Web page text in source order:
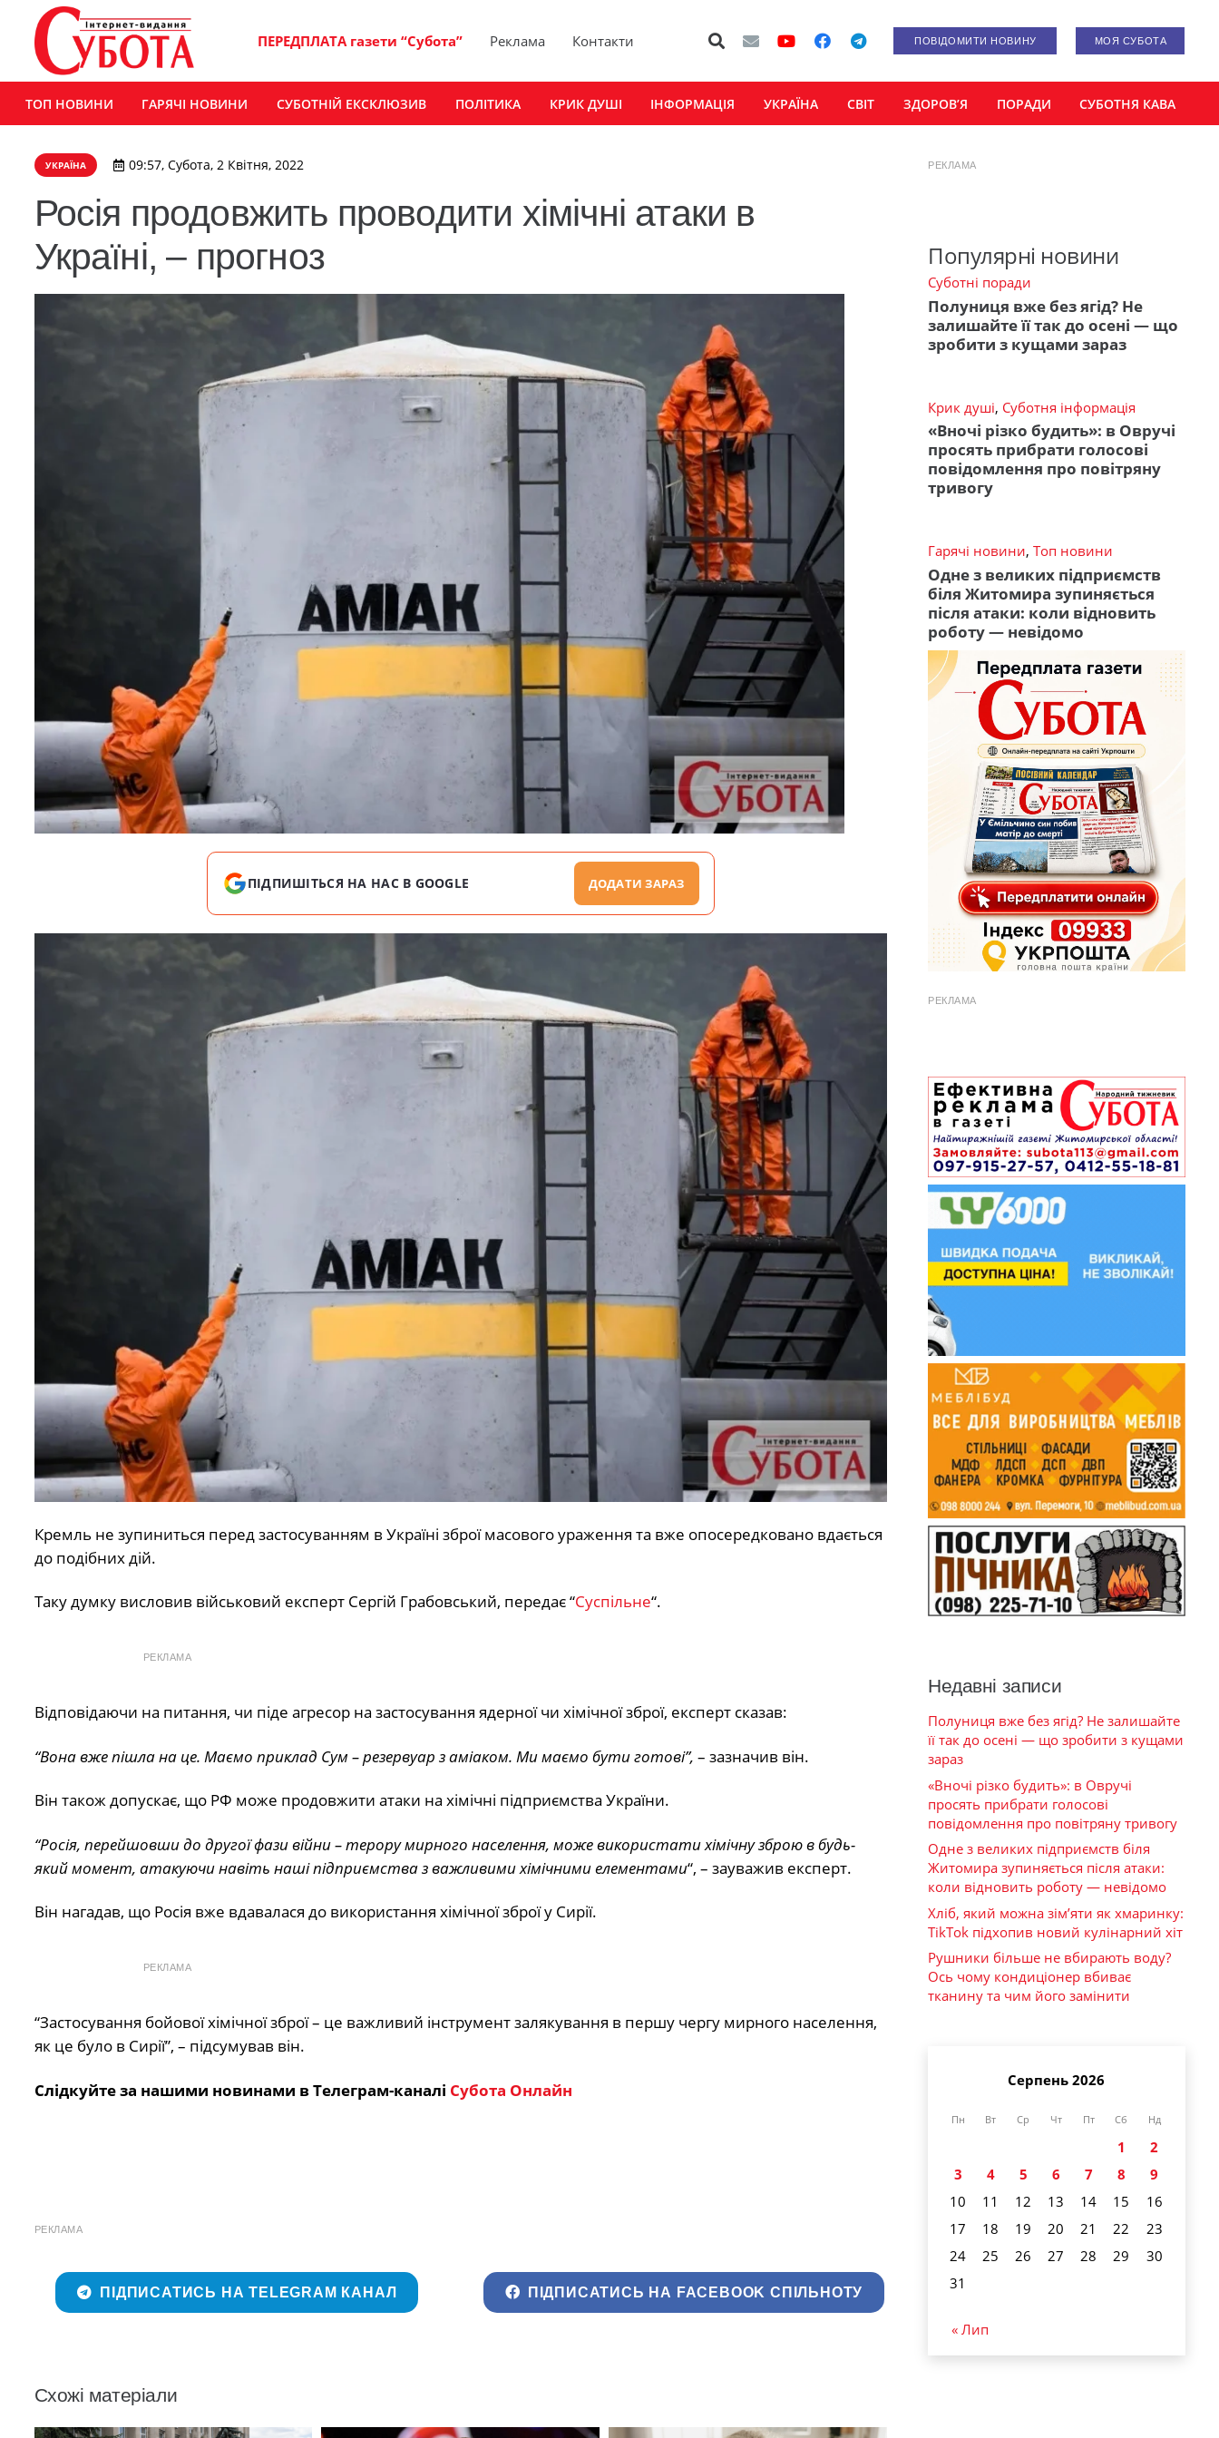
ПЕРЕДПЛАТА газети “Субота” Реклама Контакти ПОВІДОМИТИ НОВИНУ МОЯ СУБОТА
ТОП НОВИНИ ГАРЯЧІ НОВИНИ СУБОТНІЙ ЕКСКЛЮЗИВ ПОЛІТИКА КРИК ДУШІ ІНФОРМАЦІЯ УКРАЇНА СВІТ ЗДОРОВ’Я ПОРАДИ СУБОТНЯ КАВА
УКРАЇНА 09:57, Субота, 2 Квітня, 2022
Росія продовжить проводити хімічні атаки в
Україні, – прогноз
ПІДПИШІТЬСЯ НА НАС В GOOGLE ДОДАТИ ЗАРАЗ
Кремль не зупиниться перед застосуванням в Україні зброї масового ураження та вже опосередковано вдається
до подібних дій.
Таку думку висловив військовий експерт Сергій Грабовський, передає “Суспільне“.
РЕКЛАМА
Відповідаючи на питання, чи піде агресор на застосування ядерної чи хімічної зброї, експерт сказав:
“Вона вже пішла на це. Маємо приклад Сум – резервуар з аміаком. Ми маємо бути готові”, – зазначив він.
Він також допускає, що РФ може продовжити атаки на хімічні підприємства України.
“Росія, перейшовши до другої фази війни – терору мирного населення, може використати хімічну зброю в будь-
який момент, атакуючи навіть наші підприємства з важливими хімічними елементами“, – зауважив експерт.
Він нагадав, що Росія вже вдавалася до використання хімічної зброї у Сирії.
РЕКЛАМА
“Застосування бойової хімічної зброї – це важливий інструмент залякування в першу чергу мирного населення,
як це було в Сирії”, – підсумував він.
Слідкуйте за нашими новинами в Телеграм-каналі Субота Онлайн
РЕКЛАМА
ПІДПИСАТИСЬ НА TELEGRAM КАНАЛ ПІДПИСАТИСЬ НА FACEBOOK СПІЛЬНОТУ
Схожі матеріали
РЕКЛАМА
Популярні новини
Суботні поради
Полуниця вже без ягід? Не
залишайте її так до осені — що
зробити з кущами зараз
Крик душі, Суботня інформація
«Вночі різко будить»: в Овручі
просять прибрати голосові
повідомлення про повітряну
тривогу
Гарячі новини, Топ новини
Одне з великих підприємств
біля Житомира зупиняється
після атаки: коли відновить
роботу — невідомо
РЕКЛАМА
Недавні записи
Полуниця вже без ягід? Не залишайте
її так до осені — що зробити з кущами
зараз
«Вночі різко будить»: в Овручі
просять прибрати голосові
повідомлення про повітряну тривогу
Одне з великих підприємств біля
Житомира зупиняється після атаки:
коли відновить роботу — невідомо
Хліб, який можна зім’яти як хмаринку:
TikTok підхопив новий кулінарний хіт
Рушники більше не вбирають воду?
Ось чому кондиціонер вбиває
тканину та чим його замінити
Серпень 2026
Пн Вт Ср Чт Пт Сб Нд
1
2
3
4 5 6 7 8
9
10
11 12 13 14 15
16
17
18 19 20 21 22
23
24
25 26 27 28 29
30
31
« Лип